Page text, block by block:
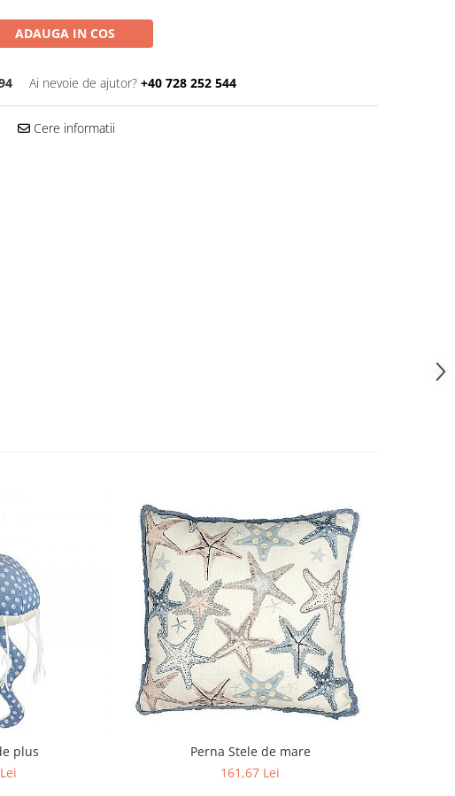
ADAUGA IN COS
Ai nevoie de ajutor? +40 728 252 544
Cere informatii
plus
Perna Stele de mare
161,67 Lei